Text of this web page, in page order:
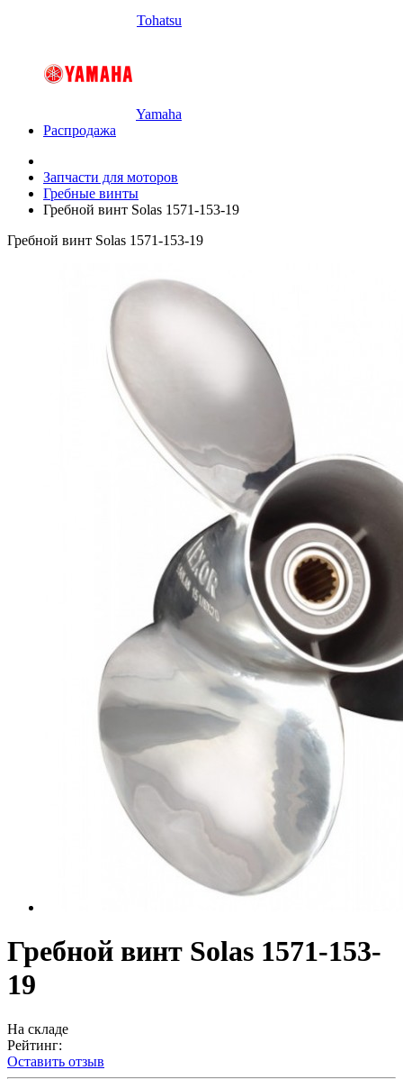
Tohatsu
Yamaha
Распродажа
Запчасти для моторов
Гребные винты
Гребной винт Solas 1571-153-19
Гребной винт Solas 1571-153-19
Гребной винт Solas 1571-153-
19
На складе
Рейтинг:
Оставить отзыв